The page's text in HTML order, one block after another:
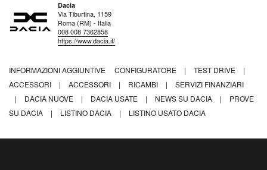
Dacia
Via Tiburtina, 1159
Roma (RM) - Italia
008 008 7362858
https://www.dacia.it/
INFORMAZIONI AGGIUNTIVE CONFIGURATORE | TEST DRIVE
|
ACCESSORI
| ACCESSORI | RICAMBI |
SERVIZI FINANZIARI
|
DACIA NUOVE | DACIA USATE | NEWS SU DACIA |
PROVE
SU DACIA
| LISTINO DACIA | LISTINO USATO DACIA